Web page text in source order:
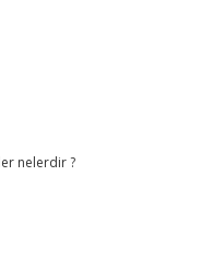
nelerdir ?